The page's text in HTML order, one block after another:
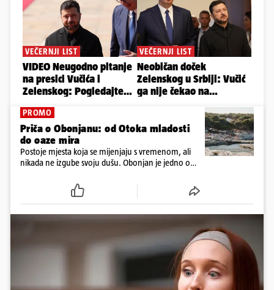
PROMO
Priča o Obonjanu: od Otoka mladosti
do oaze mira
Postoje mjesta koja se mijenjaju s vremenom, ali
nikada ne izgube svoju dušu. Obonjan je jedno od